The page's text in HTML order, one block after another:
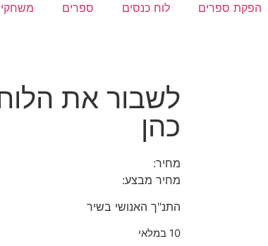
הפקת ספרים לוח כנסים ספרים
לשבור את
כהן
מחיר:
מחיר מבצע:
התנ"ך האנושי בשיר
10 במלאי